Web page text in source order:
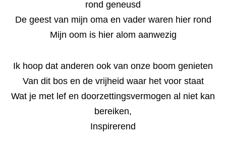
rond geneusd
De geest van mijn oma en vader waren hier rond
Mijn oom is hier alom aanwezig
Ik hoop dat anderen ook van onze boom genieten
Van dit bos en de vrijheid waar het voor staat
Wat je met lef en doorzettingsvermogen al niet kan
bereiken,
Inspirerend